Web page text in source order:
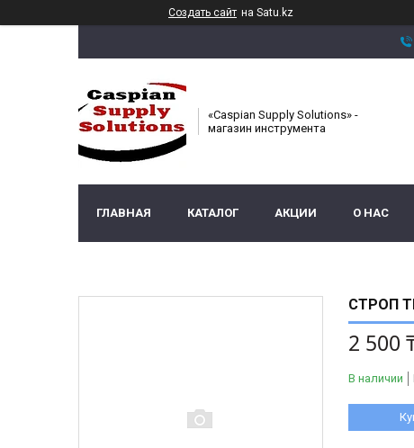
Создать сайт на Satu.kz
«Caspian Supply Solutions» -
магазин инструмента
ГЛАВНАЯ КАТАЛОГ АКЦИИ О НАС
СТРОП
2 500
В наличии